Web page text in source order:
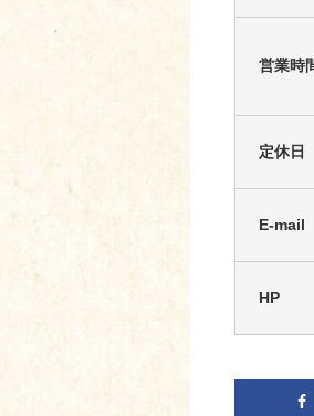
営業時
定休日
E-mail
HP